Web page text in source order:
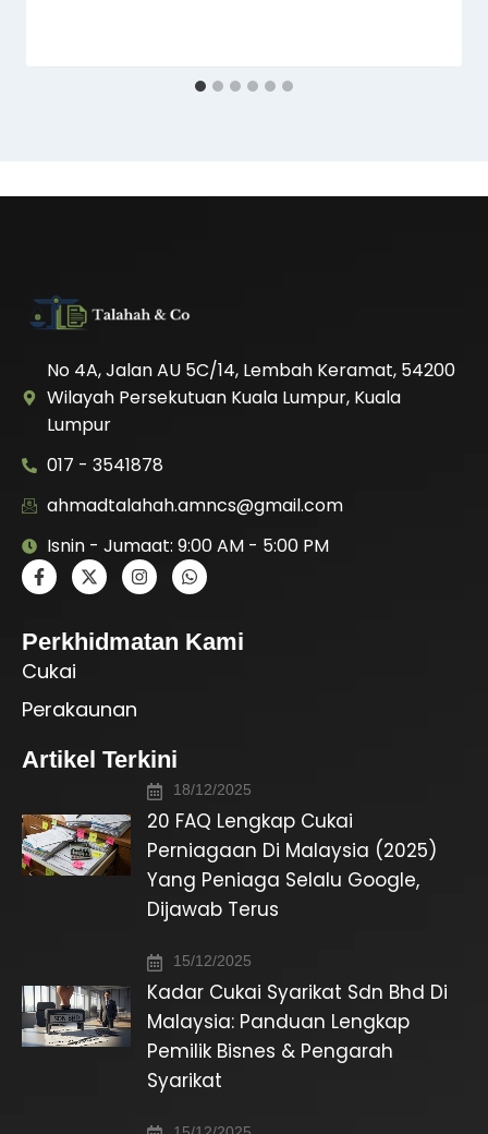
No 4A, Jalan AU 5C/14, Lembah Keramat, 54200
Wilayah Persekutuan Kuala Lumpur, Kuala
Lumpur
017 - 3541878
ahmadtalahah.amncs@gmail.com
Isnin - Jumaat: 9:00 AM - 5:00 PM
Perkhidmatan Kami
Cukai
Perakaunan
Artikel Terkini
18/12/2025
20 FAQ Lengkap Cukai
Perniagaan Di Malaysia (2025)
Yang Peniaga Selalu Google,
Dijawab Terus
15/12/2025
Kadar Cukai Syarikat Sdn Bhd Di
Malaysia: Panduan Lengkap
Pemilik Bisnes & Pengarah
Syarikat